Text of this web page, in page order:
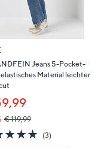
Jeans 5-Pocket-
Material leichter
€ 119,99
4.7
von
(3)3